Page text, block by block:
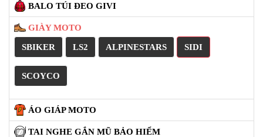
PHỤ
KIỆN
PHƯỢT
ĐỒ
CHƠI
MOTO
KIỆN
MBIKER
HCM
BALO TÚI ĐEO GIVI
GIÀY MOTO
SBIKER LS2 ALPINESTARS SIDI
SCOYCO
ÁO GIÁP MOTO
TAI NGHE GẮN MŨ BẢO HIỂM